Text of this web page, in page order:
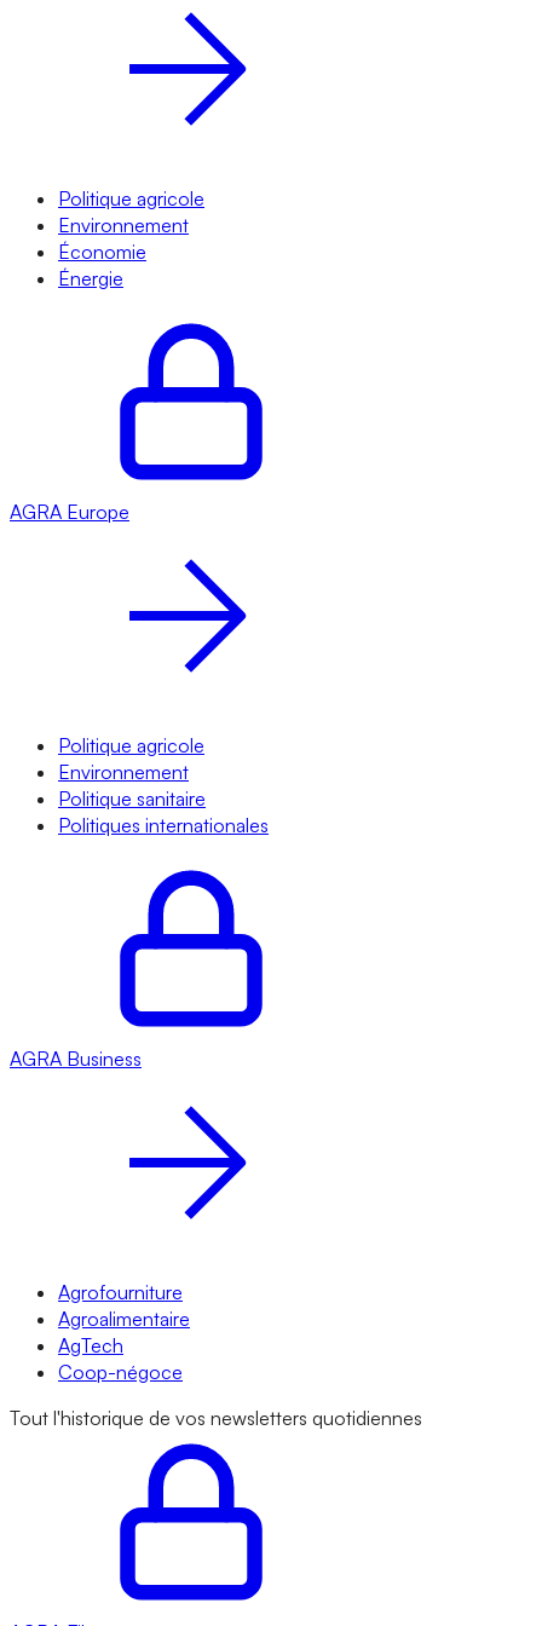
Politique agricole
Environnement
Économie
Énergie
AGRA Europe
Politique agricole
Environnement
Politique sanitaire
Politiques internationales
AGRA Business
Agrofourniture
Agroalimentaire
AgTech
Coop-négoce
Tout l'historique de vos newsletters quotidiennes